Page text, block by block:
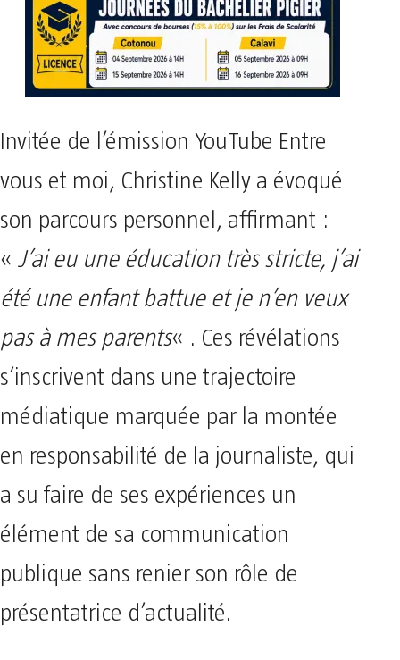
Invitée de l’émission YouTube Entre
vous et moi, Christine Kelly a évoqué
son parcours personnel, affirmant :
« J’ai eu une éducation très stricte, j’ai
été une enfant battue et je n’en veux
pas à mes parents« . Ces révélations
s’inscrivent dans une trajectoire
médiatique marquée par la montée
en responsabilité de la journaliste, qui
a su faire de ses expériences un
élément de sa communication
publique sans renier son rôle de
présentatrice d’actualité.